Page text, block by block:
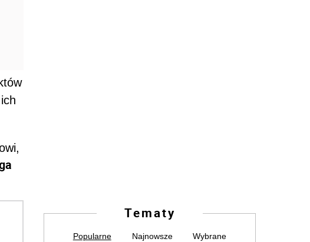
Tematy
Popularne Najnowsze Wybrane